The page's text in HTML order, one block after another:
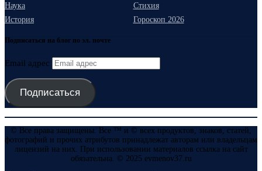
Наука
Стихия
История
Гороскоп 2026
Подписаться на блог по эл. почте
Email адрес
Подписаться
© Все права защищены. Все ™ и © всех продуктов, знаков, статей,
фотографий и прочих атрибутов принадлежат авторам или владельцам
лицензий на них. При использовании материалов ссылка на сайт
обязательна. © 2025 evmenov37.ru